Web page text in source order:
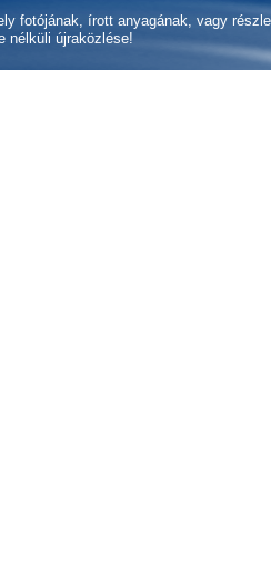
fotójának, írott anyagának, vagy
nélküli újraközlése!